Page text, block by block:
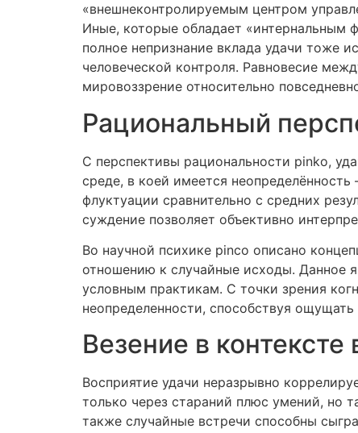
«внешнеконтролируемым центром
Иные, которые обладает «интернальным
полное непризнание вклада удачи тоже
человеческой контроля. Равновесие
мировоззрение относительно
Рациональный
С перспективы рациональности pinko,
среде, в коей имеется
флуктуации сравнительно с средних
суждение позволяет объективно
Во научной психике pinco описано
отношению к случайные исходы. Данное
условным практикам. С точки зрения
неопределенности, способствуя
Везение в
Восприятие удачи неразрывно
только через стараний плюс умений, но
также случайные встречи способны